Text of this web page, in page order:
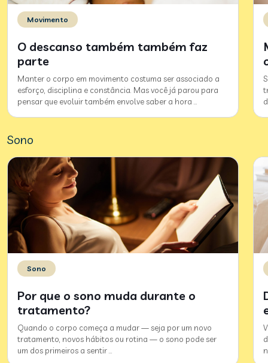
Movimento
O descanso também também faz
parte
Manter o corpo em movimento costuma ser associado a
esforço, disciplina e constância. Mas você já parou para
pensar que evoluir também envolve saber a hora
Sono
Sono
Por que o sono muda durante o
tratamento?
Quando o corpo começa a mudar — seja por um novo
tratamento, novos hábitos ou rotina — o sono pode ser
um dos primeiros a sentir